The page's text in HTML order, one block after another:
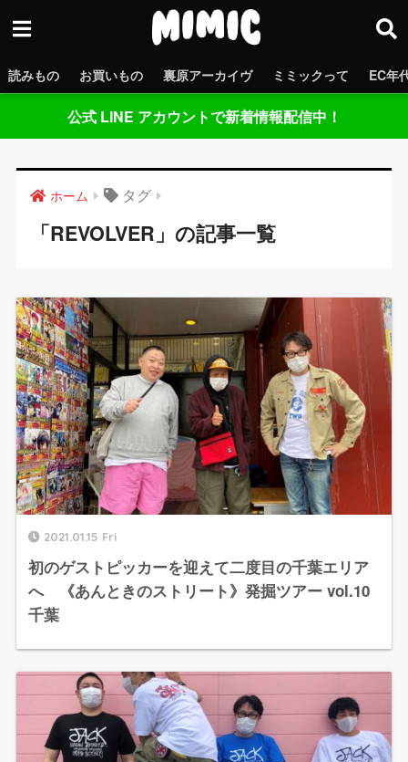
読みもの お買いもの 裏原アーカイヴ ミミックって EC年
公式 LINE アカウントで新着情報配信中！
ホーム タグ
「REVOLVER」の記事一覧
2021.01.15 Fri
初のゲストピッカーを迎えて二度目の千葉エリア
へ 《あんときのストリート》発掘ツアー vol.10
千葉